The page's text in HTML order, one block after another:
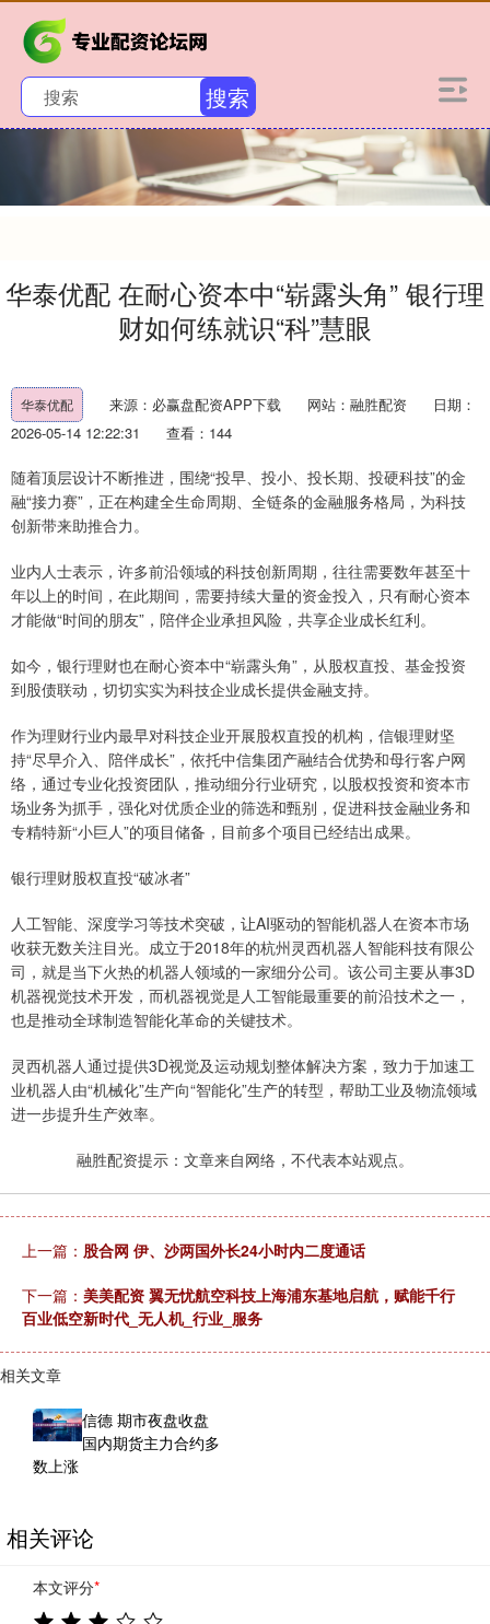
搜索
华泰优配 在耐心资本中“崭露头角” 银行理
财如何练就识“科”慧眼
华泰优配 来源：必赢盘配资APP下载 网站：融胜配资
日期：
2026-05-14 12:22:31
查看：144
随着顶层设计不断推进，围绕“投早、投小、投长期、投硬科技”的金
融“接力赛”，正在构建全生命周期、全链条的金融服务格局，为科技
创新带来助推合力。
业内人士表示，许多前沿领域的科技创新周期，往往需要数年甚至十
年以上的时间，在此期间，需要持续大量的资金投入，只有耐心资本
才能做“时间的朋友”，陪伴企业承担风险，共享企业成长红利。
如今，银行理财也在耐心资本中“崭露头角”，从股权直投、基金投资
到股债联动，切切实实为科技企业成长提供金融支持。
作为理财行业内最早对科技企业开展股权直投的机构，信银理财坚
持“尽早介入、陪伴成长”，依托中信集团产融结合优势和母行客户网
络，通过专业化投资团队，推动细分行业研究，以股权投资和资本市
场业务为抓手，强化对优质企业的筛选和甄别，促进科技金融业务和
专精特新“小巨人”的项目储备，目前多个项目已经结出成果。
银行理财股权直投“破冰者”
人工智能、深度学习等技术突破，让AI驱动的智能机器人在资本市场
收获无数关注目光。成立于2018年的杭州灵西机器人智能科技有限公
司，就是当下火热的机器人领域的一家细分公司。该公司主要从事3D
机器视觉技术开发，而机器视觉是人工智能最重要的前沿技术之一，
也是推动全球制造智能化革命的关键技术。
灵西机器人通过提供3D视觉及运动规划整体解决方案，致力于加速工
业机器人由“机械化”生产向“智能化”生产的转型，帮助工业及物流领域
进一步提升生产效率。
融胜配资提示：文章来自网络，不代表本站观点。
上一篇： 股合网 伊、沙两国外长24小时内二度通话
下一篇： 美美配资 翼无忧航空科技上海浦东基地启航，赋能千行
百业低空新时代_无人机_行业_服务
相关文章
信德 期市夜盘收盘
国内期货主力合约多
数上涨
相关评论
本文评分*